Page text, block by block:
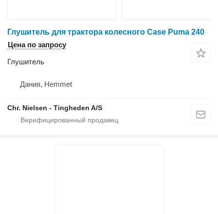
Глушитель для трактора колесного Case Puma 240
Цена по запросу
Глушитель
Дания, Hemmet
Chr. Nielsen - Tingheden A/S